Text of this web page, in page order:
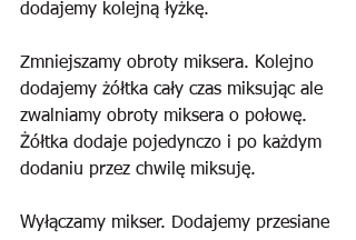
dodajemy kolejną łyżkę.
Zmniejszamy obroty miksera. Kolejno
dodajemy żółtka cały czas miksując ale
zwalniamy obroty miksera o połowę.
Żółtka dodaje pojedynczo i po każdym
dodaniu przez chwilę miksuję.
Wyłączamy mikser. Dodajemy przesiane